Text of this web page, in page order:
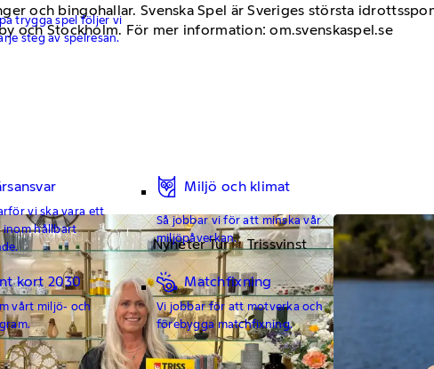
trygga spel följer vi
steg av spelresan.
vi ska vara ett
inom hållbart
Miljö och klimat
Så jobbar vi för att minska vår
miljöpåverkan.
kort 2030
vårt miljö- och
Matchfixning
Vi jobbar för att motverka och
förebygga matchfixning.
och bingohallar. Svenska Spel är Sveriges största
och Stockholm. För mer information: om.svenskaspel.se
Nyheter Tur Trissvinst